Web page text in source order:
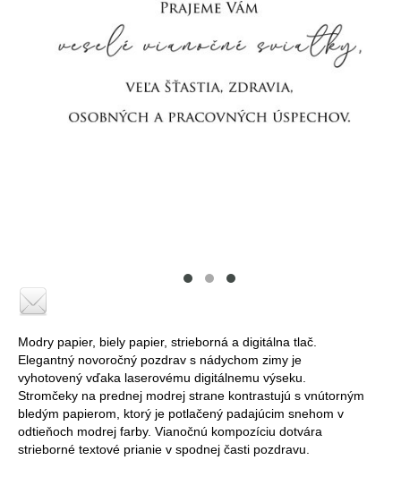
Modry papier, biely papier, strieborná a digitálna tlač.
Elegantný novoročný pozdrav s nádychom zimy je
vyhotovený vďaka laserovému digitálnemu výseku.
Stromčeky na prednej modrej strane kontrastujú s vnútorným
bledým papierom, ktorý je potlačený padajúcim snehom v
odtieňoch modrej farby. Vianočnú kompozíciu dotvára
strieborné textové prianie v spodnej časti pozdravu.